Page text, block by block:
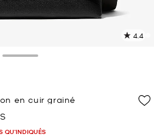
4.4
en cuir grainé
QU'INDIQUÉS